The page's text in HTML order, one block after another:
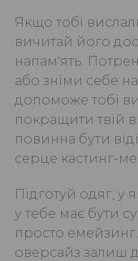
Якщо тобі
вичитай його
напам'ять.
або зніми себе
допоможе тобі
покращити твій
повинна бути
серце кастинг-
Підготуй одяг, у
у тебе має бути
просто
оверсайз залиш